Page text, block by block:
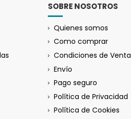
SOBRE NOSOTROS
Quienes somos
Como comprar
Condiciones de Venta
Envío
Pago seguro
Política de Privacidad
Política de Cookies